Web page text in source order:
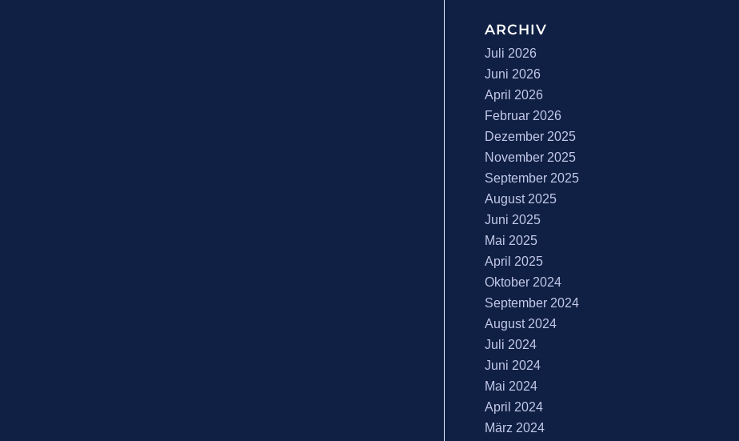
ARCHIV
Juli 2026
Juni 2026
April 2026
Februar 2026
Dezember 2025
November 2025
September 2025
August 2025
Juni 2025
Mai 2025
April 2025
Oktober 2024
September 2024
August 2024
Juli 2024
Juni 2024
Mai 2024
April 2024
März 2024